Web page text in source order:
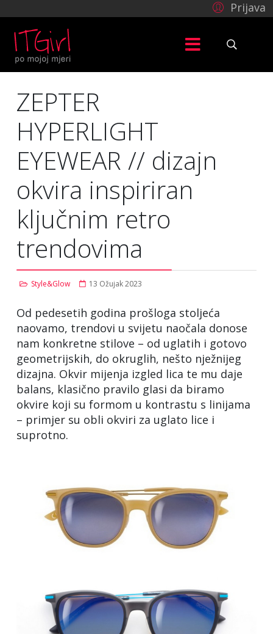
Prijava
ZEPTER
HYPERLIGHT
EYEWEAR // dizajn
okvira inspiriran
ključnim retro
trendovima
Style&Glow 13 Ožujak 2023
Od pedesetih godina prošloga stoljeća
naovamo, trendovi u svijetu naočala donose
nam konkretne stilove – od uglatih i gotovo
geometrijskih, do okruglih, nešto nježnijeg
dizajna. Okvir mijenja izgled lica te mu daje
balans, klasično pravilo glasi da biramo
okvire koji su formom u kontrastu s linijama
– primjer su obli okviri za uglato lice i
suprotno.